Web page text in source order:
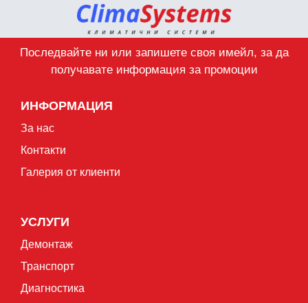
Последвайте ни или запишете своя имейл, за да
получавате информация за промоции
ИНФОРМАЦИЯ
За нас
Контакти
Галерия от клиенти
УСЛУГИ
Демонтаж
Транспорт
Диагностика